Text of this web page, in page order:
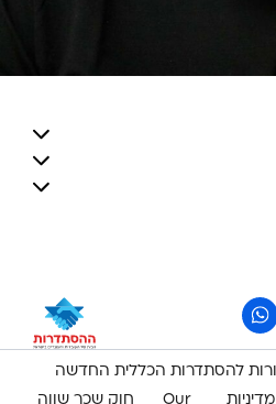
מדיניות Our חוק שכר שווה